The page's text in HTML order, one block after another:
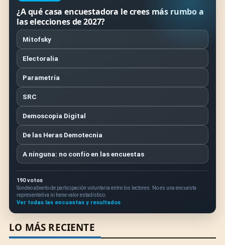
¿A qué casa encuestadora le crees más rumbo a
las elecciones de 2027?
Mitofsky
Electoralia
Parametría
SRC
Demoscopia Digital
De las Heras Demotecnia
A ninguna: no confío en las encuestas
190 votos
Sondeo abierto de participación voluntaria entre los lectores. No es una encuesta
representativa ni tiene valor estadístico.
Ver todas las encuestas y resultados
LO MÁS RECIENTE